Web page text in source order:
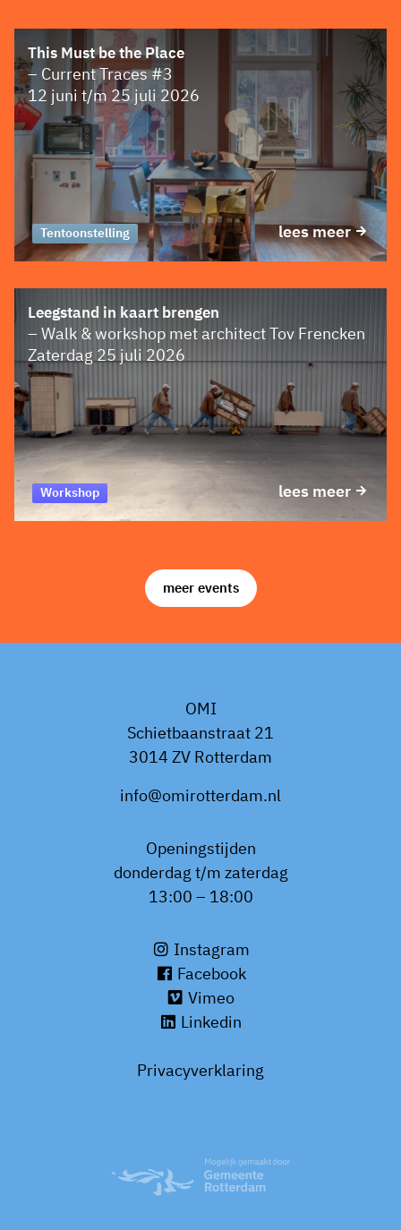
This Must be the Place
– Current Traces #3
12 juni t/m 25 juli 2026
lees meer
Tentoonstelling
Leegstand in kaart brengen
– Walk & workshop met architect Tov Frencken
Zaterdag 25 juli 2026
lees meer
Workshop
meer events
OMI
Schietbaanstraat 21
3014 ZV Rotterdam
info@omirotterdam.nl
Openingstijden
donderdag t/m zaterdag
13:00 – 18:00
Instagram
Facebook
Vimeo
Linkedin
Privacyverklaring